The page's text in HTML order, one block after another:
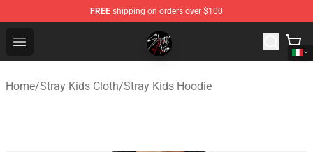
FREE shipping on orders over $100
Open menu
Stray Kids Shop - Official Stray Kids Merchandise Store
Home/Stray Kids Cloth/Stray Kids Hoodie